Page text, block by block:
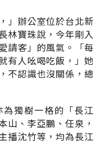
」辦公室位於台北新
林寶珠說，今年剛入
請客」的風氣。「每
有人吆喝吃飯，」她
不認識也沒關係，總
獨樹一格的「長江
山、李亞鵬、任泉，
播沈竹等，均為長江